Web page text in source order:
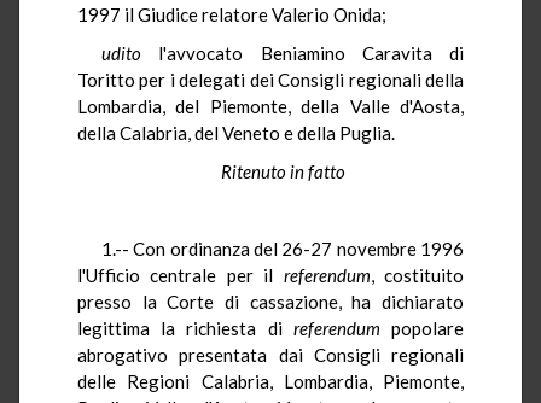
1997 il Giudice relatore Valerio Onida;
udito l'avvocato Beniamino Caravita di
Toritto per i delegati dei Consigli regionali della
Lombardia, del Piemonte, della Valle d'Aosta,
della Calabria, del Veneto e della Puglia.
Ritenuto in fatto
1.-- Con ordinanza del 26-27 novembre 1996
l'Ufficio centrale per il referendum, costituito
presso la Corte di cassazione, ha dichiarato
legittima la richiesta di referendum popolare
abrogativo presentata dai Consigli regionali
delle Regioni Calabria, Lombardia, Piemonte,